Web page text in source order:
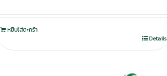
was:
280.00฿.
is:
หยิบใส่ตะกร้า
Details